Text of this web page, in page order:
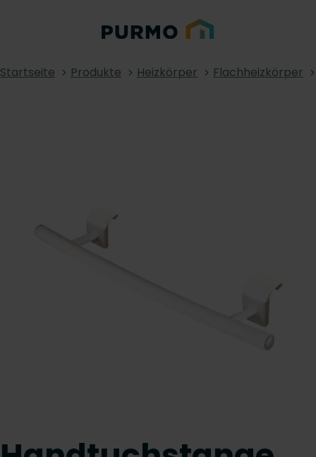
Startseite Produkte Heizkörper Flachheizkörper